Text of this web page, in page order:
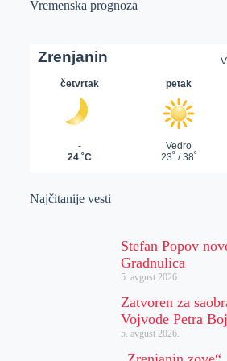
Vremenska prognoza
Najčitanije vesti
Stefan Popov
Gradnulica
5. avgust 2026.
Zatvoren za
Vojvode Petra
5. avgust 2026.